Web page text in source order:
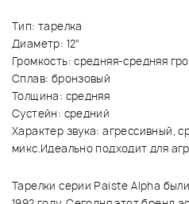
Тип: тарелка
Диаметр: 12"
Громкость: средняя-средняя
Сплав: бронзовый
Толщина: средняя
Сустейн: средний
Характер звука: агрессивный,
микс.Идеально подходит для
Тарелки серии Paiste Alpha